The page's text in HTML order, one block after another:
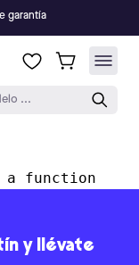
garantía
...
function
y llévate